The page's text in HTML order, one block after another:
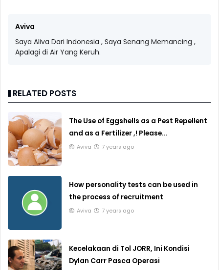
Aviva
Saya Aliva Dari Indonesia , Saya Senang Memancing ,
Apalagi di Air Yang Keruh.
RELATED POSTS
The Use of Eggshells as a Pest Repellent
and as a Fertilizer ,! Please...
Aviva 7 years ago
How personality tests can be used in
the process of recruitment
Aviva 7 years ago
Kecelakaan di Tol JORR, Ini Kondisi
Dylan Carr Pasca Operasi